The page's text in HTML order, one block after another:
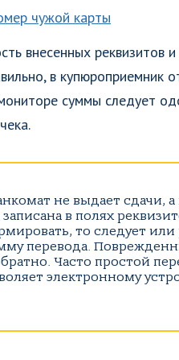
внесенных реквизитов
в купюроприемник
суммы следует
не выдает сдачи,
записана в полях
то следует
перевода.
Часто простой
электронному